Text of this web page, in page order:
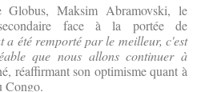
Globus, Maksim Abramovski, le
face à la portée de
a été remporté par le meilleur, c'est
que nous allons continuer à
réaffirmant son optimisme quant à
Congo.